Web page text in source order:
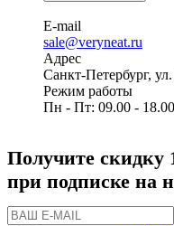
E-mail
sale@veryneat.ru
Адрес
Санкт-Петербург,
Режим работы
Пн - Пт: 09.00 -
Получите скидку
при подписке на